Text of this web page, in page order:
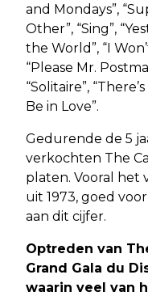
and Mondays”,
Other”, “Sing”,
the World”, “I
“Please Mr.
“Solitaire”,
Be in Love”.
Gedurende de 5
verkochten The
platen. Vooral het
uit 1973, goed
aan dit cijfer.
Optreden van
Grand Gala du
waarin veel van